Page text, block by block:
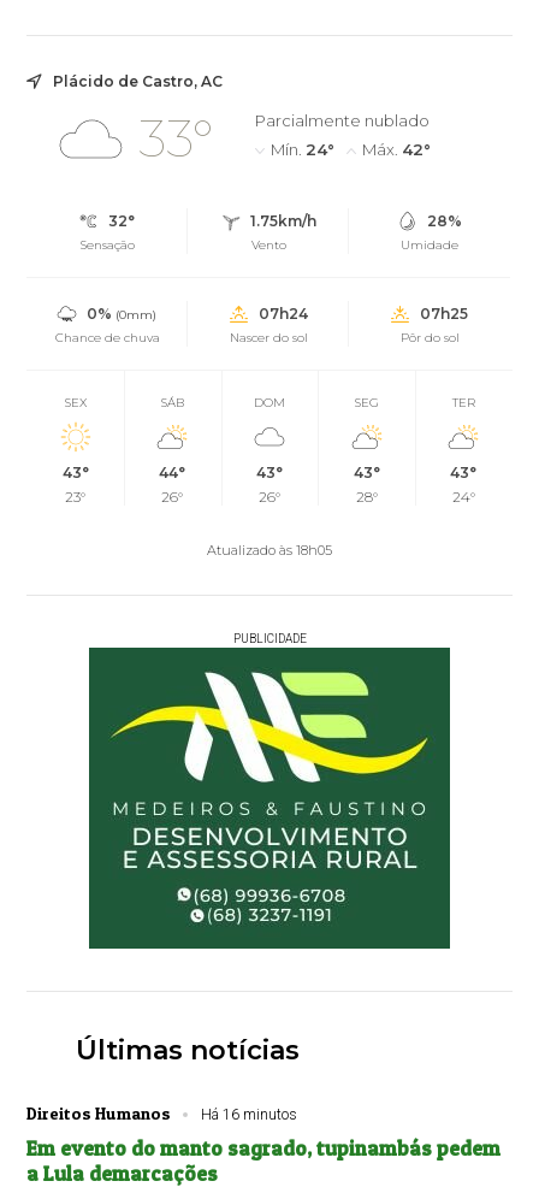
Plácido de Castro, AC
33°
Parcialmente nublado
Mín. 24° Máx. 42°
32°
Sensação
1.75km/h
Vento
28%
Umidade
0% (0mm)
Chance de chuva
07h24
Nascer do sol
07h25
Pôr do sol
SEX
43°
23°
SÁB
44°
26°
DOM
43°
26°
SEG
43°
28°
TER
43°
24°
Atualizado às 18h05
PUBLICIDADE
Últimas notícias
Direitos Humanos Há 16 minutos
Em evento do manto sagrado, tupinambás pedem
a Lula demarcações